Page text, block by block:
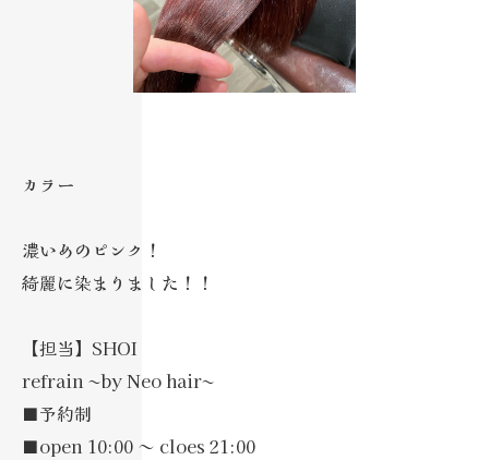
カラー
濃いめのピンク！
綺麗に染まりました！！
【担当】SHOI
refrain ~by Neo hair~
■予約制
■open 10:00 ～ cloes 21:00